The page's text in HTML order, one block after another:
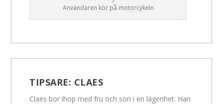
Användaren kör på motorcykeln
TIPSARE: CLAES
Claes bor ihop med fru och son i en lägenhet. Han